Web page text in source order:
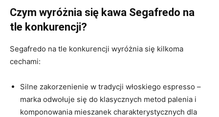
Czym wyróżnia się kawa Segafredo na
tle konkurencji?
Segafredo na tle konkurencji wyróżnia się kilkoma
cechami:
Silne zakorzenienie w tradycji włoskiego espresso –
marka odwołuje się do klasycznych metod palenia i
komponowania mieszanek charakterystycznych dla